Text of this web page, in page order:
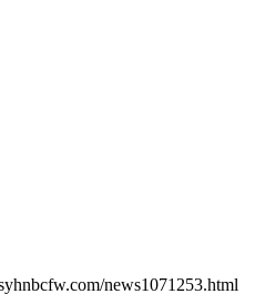
news1071253.html